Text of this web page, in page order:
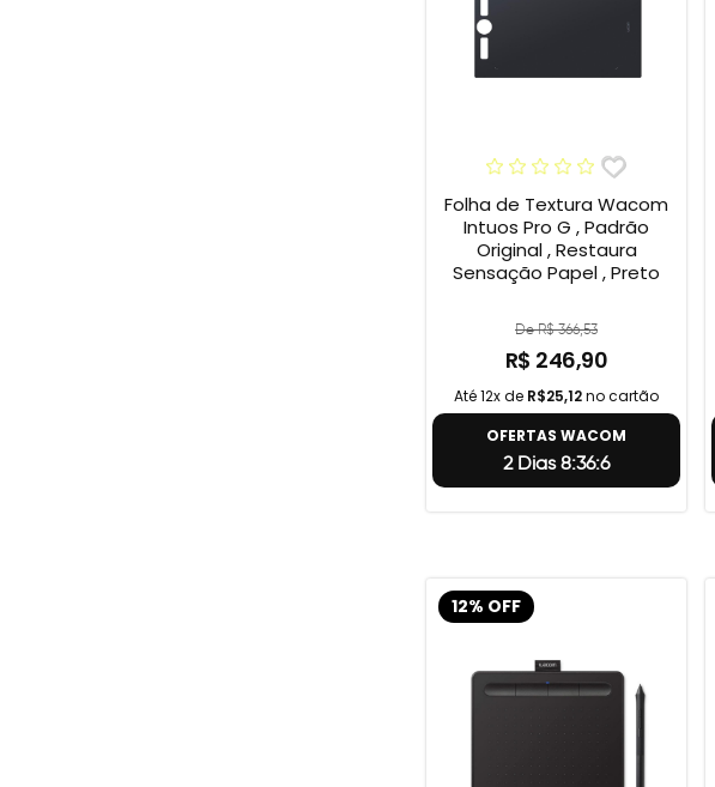
Folha de Textura Wacom
Intuos Pro G , Padrão
Original , Restaura
Sensação Papel , Preto
De R$ 366,53
R$ 246,90
Até 12x de R$25,12no cartão
OFERTAS WACOM
2 Dias 8:36:5
12% OFF